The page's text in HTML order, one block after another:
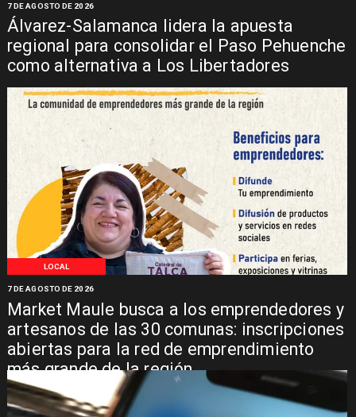
Álvarez-Salamanca lidera la apuesta
regional para consolidar el Paso Pehuenche
como alternativa a Los Libertadores
7 DE AGOSTO DE 2026
LOCAL
Market Maule busca a los emprendedores y
artesanos de las 30 comunas: inscripciones
abiertas para la red de emprendimiento
más grande de la región
7 DE AGOSTO DE 2026